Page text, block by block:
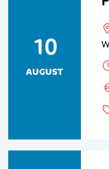
10
AUGUST